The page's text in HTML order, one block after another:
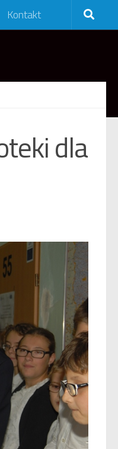
Kontakt
dla